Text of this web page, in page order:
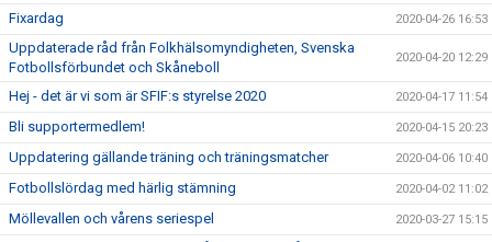
Fixardag 2020-04-26 16:53
Uppdaterade råd från Folkhälsomyndigheten, Svenska
Fotbollsförbundet och Skåneboll
2020-04-20 12:29
Hej - det är vi som är SFIF:s styrelse 2020 2020-04-17 11:54
Bli supportermedlem! 2020-04-15 20:23
Uppdatering gällande träning och träningsmatcher 2020-04-06 10:40
Fotbollslördag med härlig stämning 2020-04-02 11:02
Möllevallen och vårens seriespel 2020-03-27 15:15